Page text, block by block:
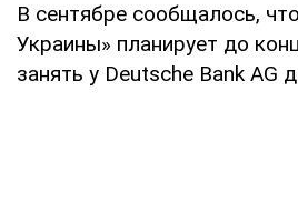
В сентябре сообщалось,
Украины» планирует до
занять у Deutsche Bank AG